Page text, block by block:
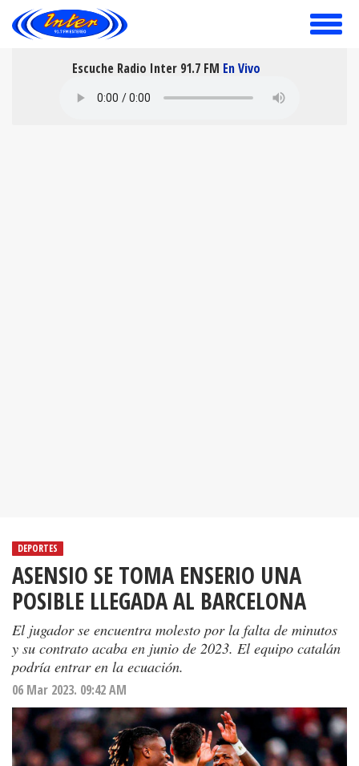
toggle
Escuche Radio Inter 91.7 FM En Vivo
DEPORTES
ASENSIO SE TOMA ENSERIO UNA
POSIBLE LLEGADA AL BARCELONA
El jugador se encuentra molesto por la falta de minutos
y su contrato acaba en junio de 2023. El equipo catalán
podría entrar en la ecuación.
06 Mar 2023. 09:42 AM